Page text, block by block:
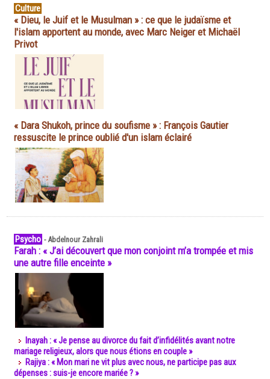
Culture
« Dieu, le Juif et le Musulman » : ce que le judaïsme et
l'islam apportent au monde, avec Marc Neiger et Michaël
Privot
« Dara Shukoh, prince du soufisme » : François Gautier
ressuscite le prince oublié d'un islam éclairé
Psycho -Abdelnour Zahrali
Farah : « J’ai découvert que mon conjoint m’a trompée et mis
une autre fille enceinte »
Inayah : « Je pense au divorce du fait d’infidélités avant notre
mariage religieux, alors que nous étions en couple »
Rajiya : « Mon mari ne vit plus avec nous, ne participe pas aux
dépenses : suis-je encore mariée ? »